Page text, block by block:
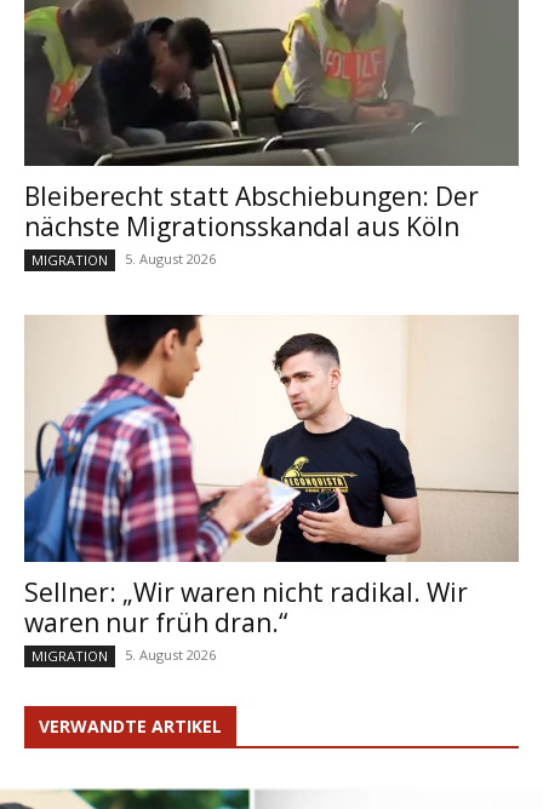
Bleiberecht statt Abschiebungen: Der
nächste Migrationsskandal aus Köln
MIGRATION 5. August 2026
Sellner: „Wir waren nicht radikal. Wir
waren nur früh dran.“
MIGRATION 5. August 2026
VERWANDTE ARTIKEL